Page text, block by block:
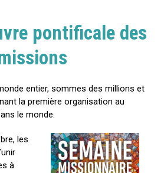
pontificale des
entier, sommes des millions et
la première organisation au
le monde.
les
à